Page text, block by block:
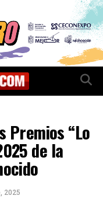
Premios “Lo
de la
2025